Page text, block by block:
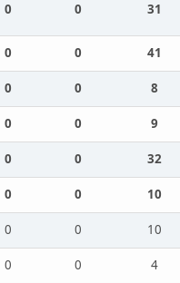
0 0 31
0 0
41
0 0
8
0 0
9
0 0
32
0 0
10
0 0
10
0 0
4